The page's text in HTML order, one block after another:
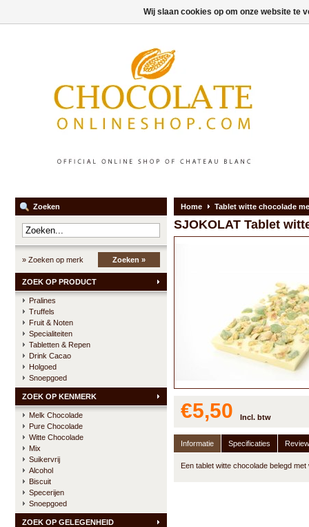
Zoeken
» Zoeken op merk Zoeken »
ZOEK OP PRODUCT
Pralines
Truffels
Fruit & Noten
Specialiteiten
Tabletten & Repen
Drink Cacao
Holgoed
Snoepgoed
ZOEK OP KENMERK
Melk Chocolade
Pure Chocolade
Witte Chocolade
Mix
Suikervrij
Alcohol
Biscuit
Specerijen
Snoepgoed
ZOEK OP GELEGENHEID
Home Tablet witte chocolade
SJOKOLAT Tablet
€5,50 Incl. btw
Informatie Specificaties
Een tablet witte chocolade belegd
Wij slaan cookies op om onze website te